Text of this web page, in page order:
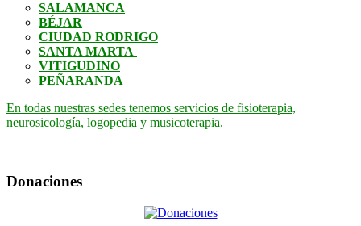
SALAMANCA
BÉJAR
CIUDAD RODRIGO
SANTA MARTA
VITIGUDINO
PEÑARANDA
En todas nuestras sedes tenemos servicios de fisioterapia,
neurosicología, logopedia y musicoterapia.
Donaciones